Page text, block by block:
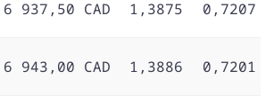
6 937,50 CAD 1,3875 0,7207
6 943,00 CAD 1,3886 0,7201